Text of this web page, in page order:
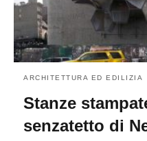
ARCHITETTURA ED EDILIZIA
Stanze
senzatetto di